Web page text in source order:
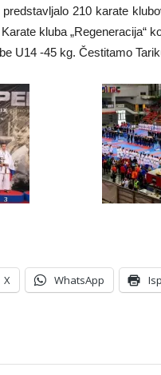
210 karate
kluba „Regeneracija“
U14 -45 kg. Čestitamo
X WhatsApp